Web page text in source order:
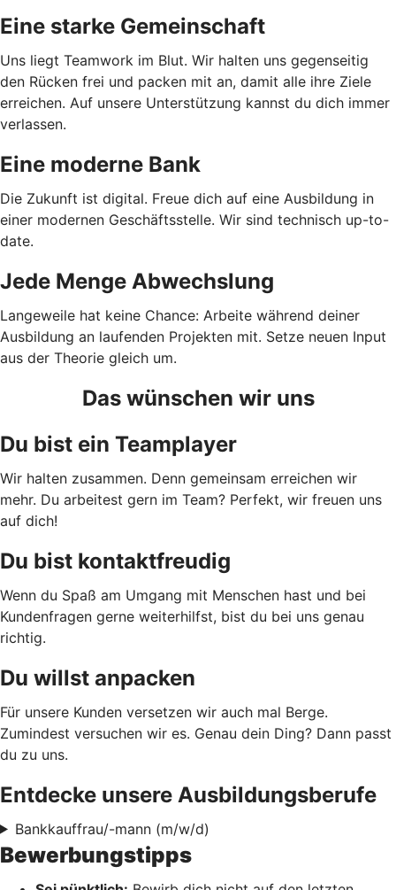
Eine starke Gemeinschaft
Uns liegt Teamwork im Blut. Wir halten uns gegenseitig
den Rücken frei und packen mit an, damit alle ihre Ziele
erreichen. Auf unsere Unterstützung kannst du dich immer
verlassen.
Eine moderne Bank
Die Zukunft ist digital. Freue dich auf eine Ausbildung in
einer modernen Geschäftsstelle. Wir sind technisch up-to-
date.
Jede Menge Abwechslung
Langeweile hat keine Chance: Arbeite während deiner
Ausbildung an laufenden Projekten mit. Setze neuen Input
aus der Theorie gleich um.
Das wünschen wir uns
Du bist ein Teamplayer
Wir halten zusammen. Denn gemeinsam erreichen wir
mehr. Du arbeitest gern im Team? Perfekt, wir freuen uns
auf dich!
Du bist kontaktfreudig
Wenn du Spaß am Umgang mit Menschen hast und bei
Kundenfragen gerne weiterhilfst, bist du bei uns genau
richtig.
Du willst anpacken
Für unsere Kunden versetzen wir auch mal Berge.
Zumindest versuchen wir es. Genau dein Ding? Dann passt
du zu uns.
Entdecke unsere Ausbildungsberufe
Bankkauffrau/-mann (m/w/d)
Bewerbungstipps